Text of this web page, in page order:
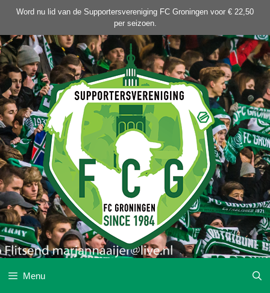
de
inhoud
Word nu lid van de Supportersvereniging FC Groningen voor € 22,50
per seizoen.
Menu